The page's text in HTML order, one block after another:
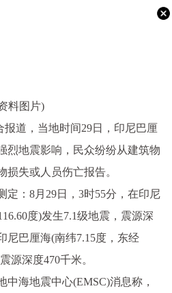
料图片)
报道，当地时间29日，印尼巴厘
烈地震影响，民众纷纷从建筑物
损失或人员伤亡报告。
定：8月29日，3时55分，在印尼
度)发生7.1级地震，震源深
尼巴厘海(南纬7.15度，东经
源深度470千米。
中海地震中心(EMSC)消息称，